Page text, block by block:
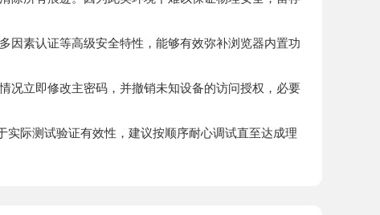
因素认证等高级安全特性，能够有效弥补浏览器内置功
况立即修改主密码，并撤销未知设备的访问授权，必要
际测试验证有效性，建议按顺序耐心调试直至达成理